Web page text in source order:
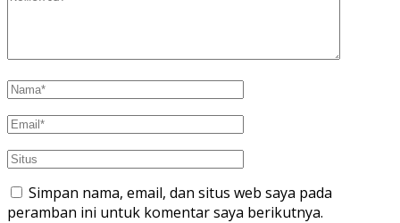
Simpan nama, email, dan situs web saya pada
peramban ini untuk komentar saya berikutnya.